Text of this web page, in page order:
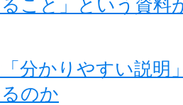
こと」という資料
分かりやすい説明
のか